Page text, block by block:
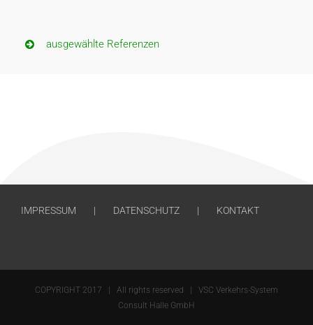
ausgewählte Referenzen
IMPRESSUM DATENSCHUTZ KONTAKT
COPYRIGHT 2017 | All rights reserved | VSC Verkehrs-System
Consult Halle GmbH